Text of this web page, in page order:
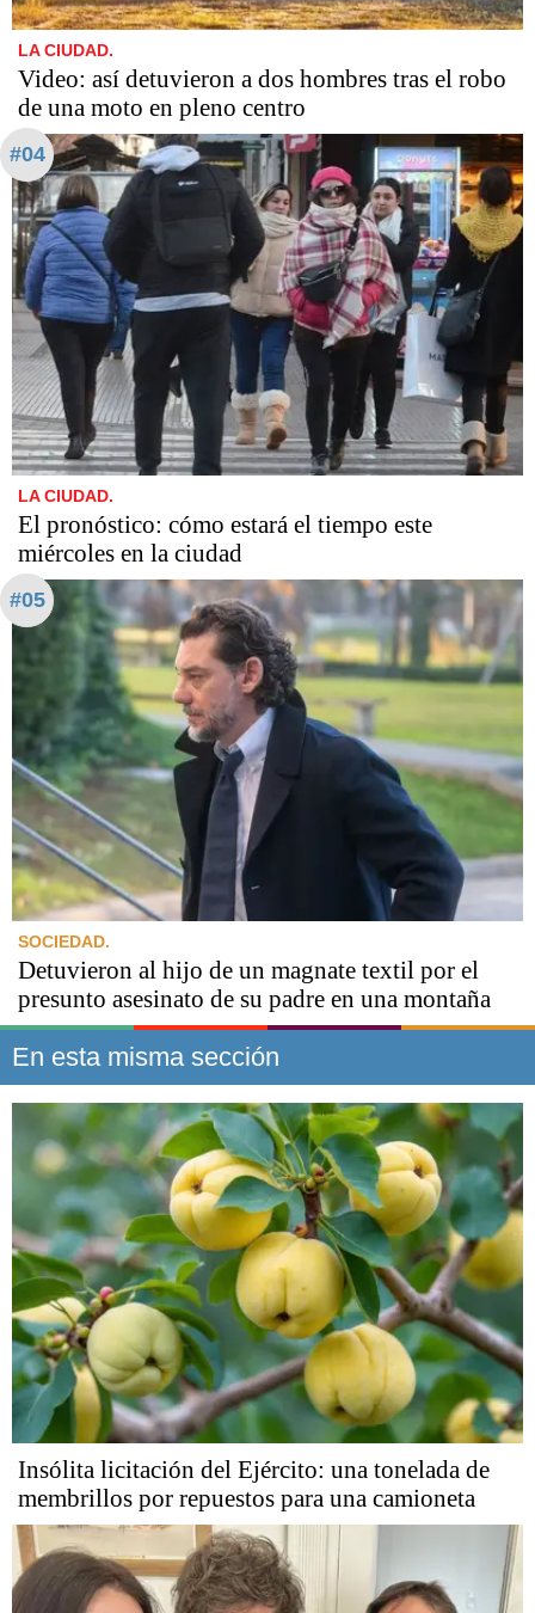
LA CIUDAD.
Video: así detuvieron a dos hombres tras el robo
de una moto en pleno centro
#04
LA CIUDAD.
El pronóstico: cómo estará el tiempo este
miércoles en la ciudad
#05
SOCIEDAD.
Detuvieron al hijo de un magnate textil por el
presunto asesinato de su padre en una montaña
En esta misma sección
Insólita licitación del Ejército: una tonelada de
membrillos por repuestos para una camioneta